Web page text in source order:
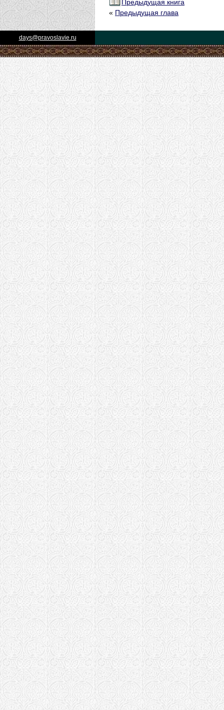
Предыдущая книга
« Предыдущая глава
days@pravoslavie.ru